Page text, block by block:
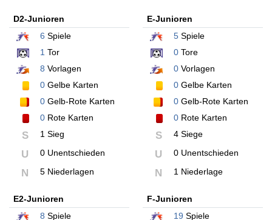
D2-Junioren
6 Spiele
1 Tor
8 Vorlagen
0 Gelbe Karten
0 Gelb-Rote Karten
0 Rote Karten
S 1 Sieg
U 0 Unentschieden
N 5 Niederlagen
E-Junioren
5Spiele
0Tore
0Vorlagen
0Gelbe Karten
0Gelb-Rote Karten
0Rote Karten
S 4 Siege
U 0 Unentschieden
N 1 Niederlage
E2-Junioren
8 Spiele
F-Junioren
19 Spiele